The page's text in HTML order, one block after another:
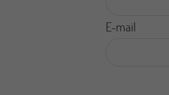
E-mail